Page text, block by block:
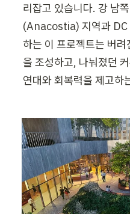
리잡고 있습니다. 강 남
(Anacostia) 지역과 DC
하는 이 프로젝트는 버
을 조성하고, 나눠졌던
연대와 회복력을 제고하